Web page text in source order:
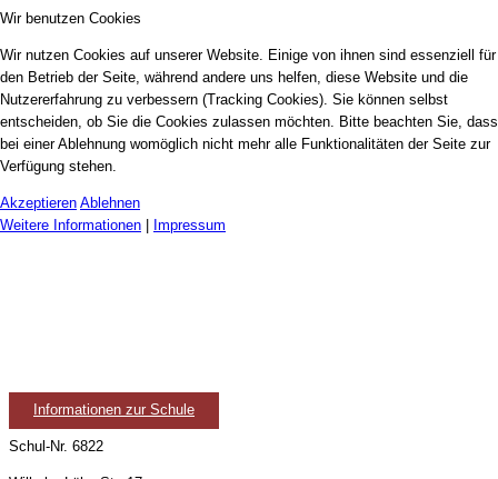
Informationen zur Schule
Schul-Nr. 6822
Wir benutzen Cookies
Wir nutzen Cookies auf unserer Website. Einige von ihnen sind essenziell für
den Betrieb der Seite, während andere uns helfen, diese Website und die
Nutzererfahrung zu verbessern (Tracking Cookies). Sie können selbst
entscheiden, ob Sie die Cookies zulassen möchten. Bitte beachten Sie, dass
bei einer Ablehnung womöglich nicht mehr alle Funktionalitäten der Seite zur
Verfügung stehen.
Akzeptieren Ablehnen
Weitere Informationen | Impressum